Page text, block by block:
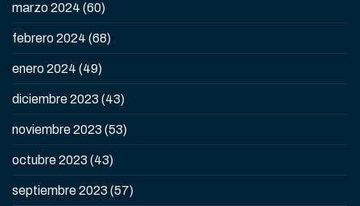
marzo 2024 (60)
febrero 2024 (68)
enero 2024 (49)
diciembre 2023 (43)
noviembre 2023 (53)
octubre 2023 (43)
septiembre 2023 (57)